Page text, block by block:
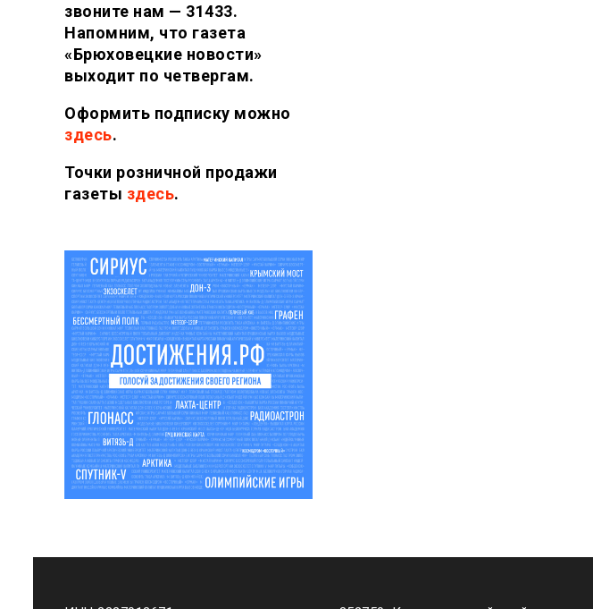
звоните нам — 31433.
Напомним, что газета
«Брюховецкие новости»
выходит по четвергам.
Оформить подписку можно
здесь.
Точки розничной продажи
газеты здесь.